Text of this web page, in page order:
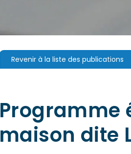
Revenir à la liste des publications
Programme
maison dite